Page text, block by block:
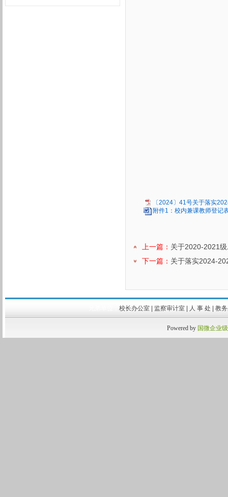
〔2024〕41号关于落实
附件1：校内兼课教师登记
上一篇： 关于2020-2021
下一篇： 关于落实2024-
校长办公室| 监察审计室| 人 事 处 | 教
Powered by 国微企业